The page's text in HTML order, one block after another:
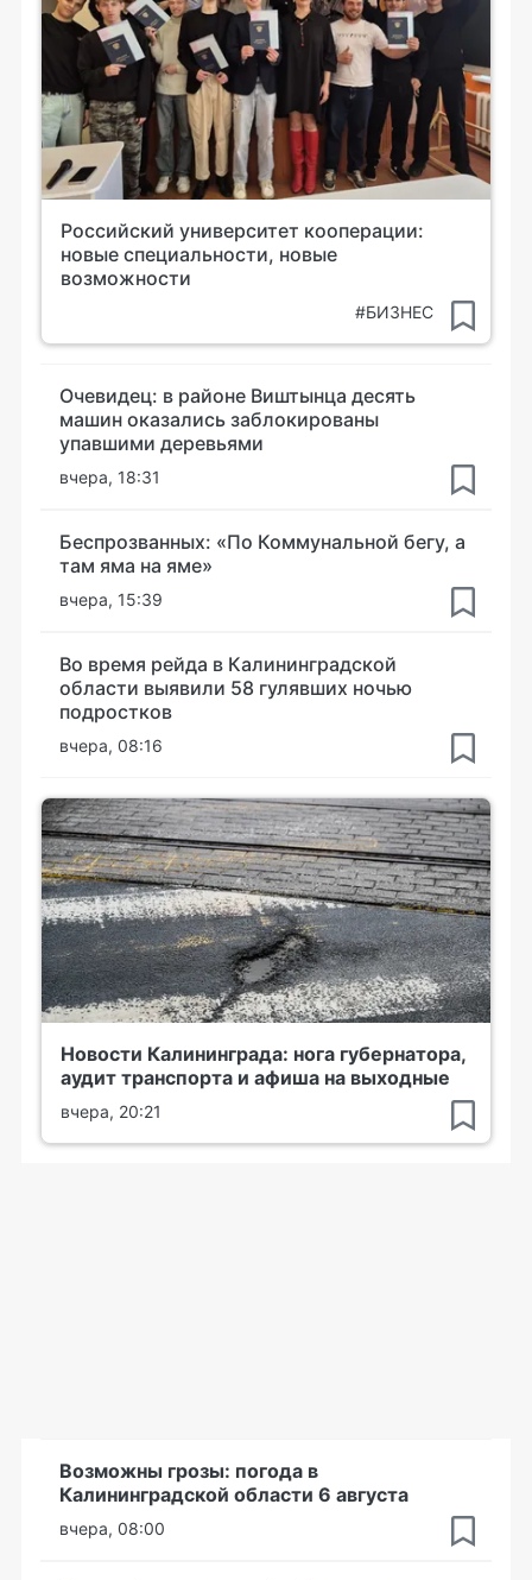
Российский университет кооперации:
новые специальности, новые
возможности
#БИЗНЕС
Очевидец: в районе Виштынца десять
машин оказались заблокированы
упавшими деревьями
вчера, 18:31
Беспрозванных: «По Коммунальной бегу, а
там яма на яме»
вчера, 15:39
Во время рейда в Калининградской
области выявили 58 гулявших ночью
подростков
вчера, 08:16
Новости Калининграда: нога губернатора,
аудит транспорта и афиша на выходные
вчера, 20:21
Возможны грозы: погода в
Калининградской области 6 августа
вчера, 08:00